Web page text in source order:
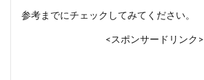
参考までにチェックしてみてください。
<スポンサードリンク>